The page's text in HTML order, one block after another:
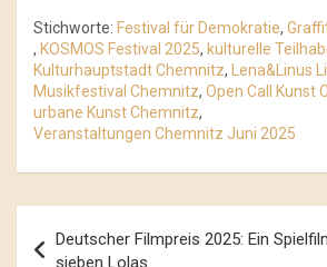
Stichworte: Festival für Demokratie,
, KOSMOS Festival 2025, kulturelle
Kulturhauptstadt Chemnitz, Lena&Linus
Musikfestival Chemnitz, Open Call Kunst
urbane Kunst Chemnitz,
Veranstaltungen Chemnitz Juni 2025
Navigation
Deutscher Filmpreis 2025: Ein
sieben Lolas